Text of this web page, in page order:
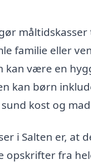
familie eller
kan være en
kan børn
kost og
i Salten er, at
fra